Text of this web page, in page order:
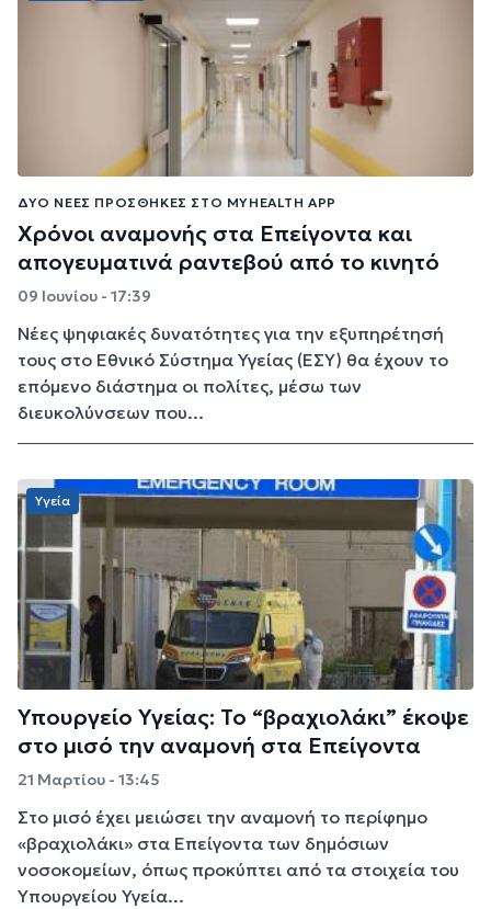
ΔΎΟ ΝΈΕΣ ΠΡΟΣΘΉΚΕΣ ΣΤΟ MYHEALTH APP
Χρόνοι αναμονής στα Επείγοντα και
απογευματινά ραντεβού από το κινητό
09 Ιουνίου - 17:39
Νέες ψηφιακές δυνατότητες για την εξυπηρέτησή
τους στο Εθνικό Σύστημα Υγείας (ΕΣΥ) θα έχουν το
επόμενο διάστημα οι πολίτες, μέσω των
διευκολύνσεων που...
Υγεία
Υπουργείο Υγείας: Το “βραχιολάκι” έκοψε
στο μισό την αναμονή στα Επείγοντα
21 Μαρτίου - 13:45
Στο μισό έχει μειώσει την αναμονή το περίφημο
«βραχιολάκι» στα Επείγοντα των δημόσιων
νοσοκομείων, όπως προκύπτει από τα στοιχεία του
Υπουργείου Υγεία...